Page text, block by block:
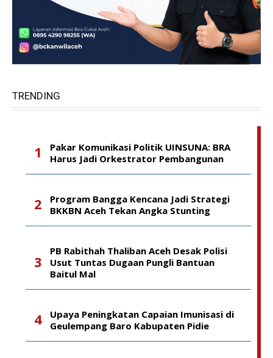
TRENDING
Pakar Komunikasi Politik UINSUNA: BRA
Harus Jadi Orkestrator Pembangunan
Program Bangga Kencana Jadi Strategi
BKKBN Aceh Tekan Angka Stunting
PB Rabithah Thaliban Aceh Desak Polisi
Usut Tuntas Dugaan Pungli Bantuan
Baitul Mal
Upaya Peningkatan Capaian Imunisasi di
Geulempang Baro Kabupaten Pidie